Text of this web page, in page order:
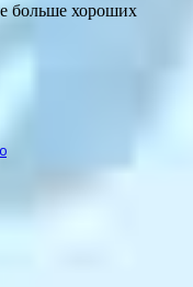
больше хороших